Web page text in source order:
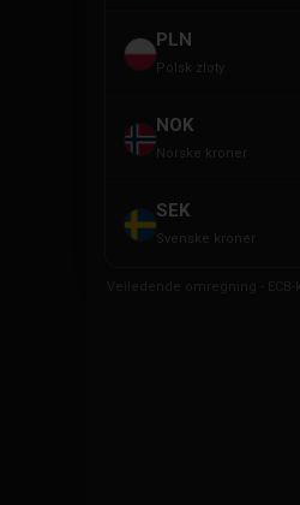
PLN
Polsk zloty
NOK
Norske kroner
SEK
Svenske kroner